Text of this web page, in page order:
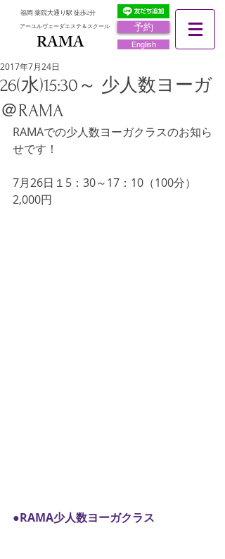
予約
福岡 薬院大通り駅 徒歩2分
アーユルヴェーダエステ＆スクール
RAMA English
26(水)15:30～ 少人数ヨーガ
＠RAMA
2017年7月24日
RAMAでの少人数ヨーガクラスのお知ら
せです！
7月26日１5：30～17：10（100分）
2,000円
●RAMA少人数ヨーガクラス